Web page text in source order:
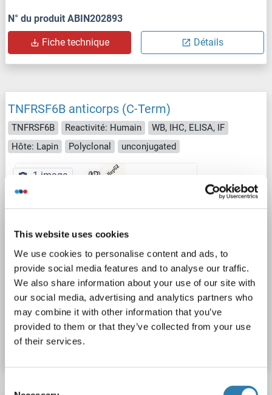
This website uses cookies
We use cookies to personalise content and ads, to
provide social media features and to analyse our traffic.
We also share information about your use of our site with
our social media, advertising and analytics partners who
may combine it with other information that you’ve
provided to them or that they’ve collected from your use
of their services.
N° du produit ABIN202893
Fiche technique Détails
TNFRSF6B anticorps (C-Term)
TNFRSF6B Reactivité: Humain
WB, IHC, ELISA, IF
Hôte: Lapin
Polyclonal unconjugated
1 image
N° du produit ABIN7184804
Fiche technique